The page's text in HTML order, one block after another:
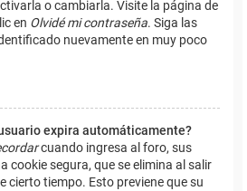
o cambiarla. Visite la página de
en Olvidé mi contraseña. Siga las
nuevamente en muy poco
expira automáticamente?
cuando ingresa al foro, sus
cookie segura, que se elimina al salir
cierto tiempo. Esto previene que su